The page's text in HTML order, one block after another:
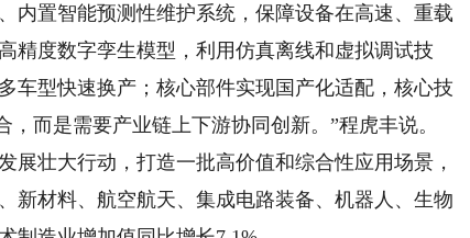
内置智能预测性维护系统，保障设备在高速、重载
精度数字孪生模型，利用仿真离线和虚拟调试技
车型快速换产；核心部件实现国产化适配，核心技
而是需要产业链上下游协同创新。”程虎丰说。
壮大行动，打造一批高价值和综合性应用场景，
新材料、航空航天、集成电路装备、机器人、生物